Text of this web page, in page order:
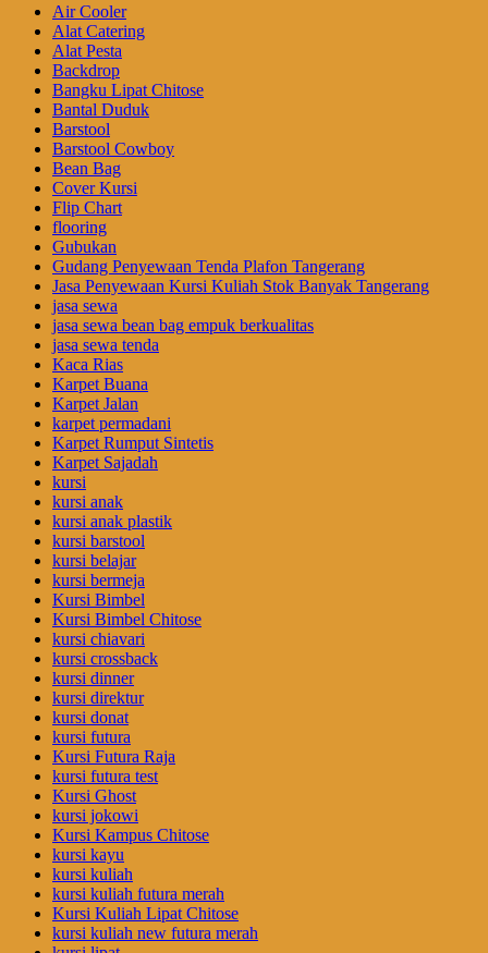
Air Cooler
Alat Catering
Alat Pesta
Backdrop
Bangku Lipat Chitose
Bantal Duduk
Barstool
Barstool Cowboy
Bean Bag
Cover Kursi
Flip Chart
flooring
Gubukan
Gudang Penyewaan Tenda Plafon Tangerang
Jasa Penyewaan Kursi Kuliah Stok Banyak Tangerang
jasa sewa
jasa sewa bean bag empuk berkualitas
jasa sewa tenda
Kaca Rias
Karpet Buana
Karpet Jalan
karpet permadani
Karpet Rumput Sintetis
Karpet Sajadah
kursi
kursi anak
kursi anak plastik
kursi barstool
kursi belajar
kursi bermeja
Kursi Bimbel
Kursi Bimbel Chitose
kursi chiavari
kursi crossback
kursi dinner
kursi direktur
kursi donat
kursi futura
Kursi Futura Raja
kursi futura test
Kursi Ghost
kursi jokowi
Kursi Kampus Chitose
kursi kayu
kursi kuliah
kursi kuliah futura merah
Kursi Kuliah Lipat Chitose
kursi kuliah new futura merah